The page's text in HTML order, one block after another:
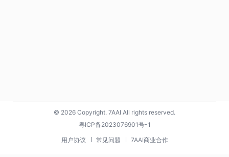
© 2026 Copyright. 7AAI All rights reserved.
粤ICP备2023076901号-1
用户协议
常见问题 7AAI商业合作